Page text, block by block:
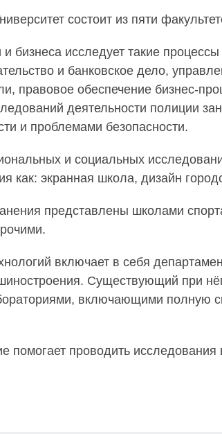
состоит из пяти
бизнеса исследует такие процессы
и банковское дело,
правовое обеспечение бизнес-
деятельности полиции
и проблемами безопасности.
и социальных
как: экранная школа, дизайн
представлены школами
включает в себя
Существующий при
включающими полную
помогает проводить исследования